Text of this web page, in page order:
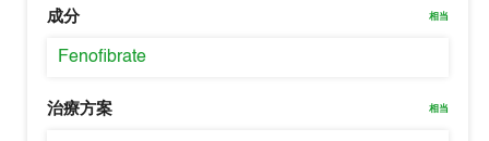
成分 相当
Fenofibrate
治療方案 相当